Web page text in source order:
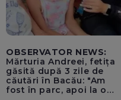
OBSERVATOR NEWS:
Mărturia Andreei, fetița
găsită după 3 zile de
căutări în Bacău: "Am
fost în parc, apoi la o